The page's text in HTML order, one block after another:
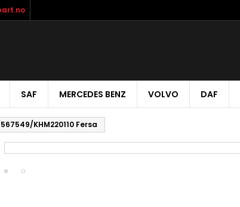
SAF MERCEDES BENZ VOLVO DAF
KHM220110 Fersa